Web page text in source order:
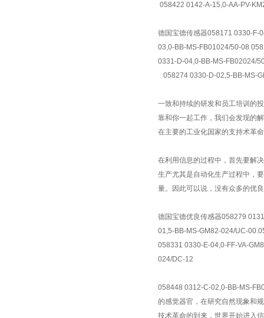
058422 0142-A-15,0-AA-PV-
德国宝德传感器058171 0330-
03,0-BB-MS-FB01024/50-08
0331-D-04,0-BB-MS-FB02024/
058274 0330-D-02,5-BB-
一致和持续的研发和员工培训的
靠和你一起工作，我们会发现的
在主要的工业化国家的支持术革
在利用信息的过程中，首先要解
生产尤其是自动化生产过程中，
量。因此可以说，没有众多的优
德国宝德优良传感器058279
01,5-BB-MS-GM82-024/UC-
058331 0330-E-04,0-FF-VA-
024/DC-12
058448 0312-C-02,0-BB-MS-
的感觉器官，在研究自然现象和
技术革命的到来，世界开始进入